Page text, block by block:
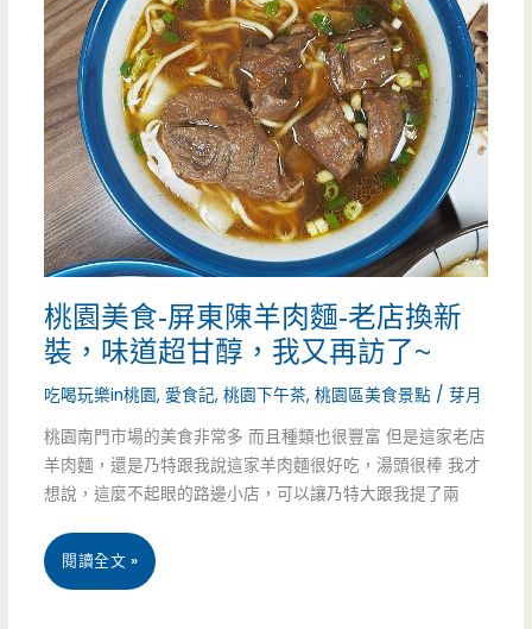
梨
真
的
超
棒
牛
饌
炒
飯
炒
麵
牛
肉
理-
百
料
桃園美食-屏東陳羊肉麵-老店換新
裝，味道超甘醇，我又再訪了~
吃喝玩樂in桃園, 愛食記,桃園下午茶,桃園區美食景點 /芽月
桃園南門市場的美食非常多 而且種類也很豐富 但是這家老店
羊肉麵，還是乃特跟我說這家羊肉麵很好吃，湯頭很棒 我才
想說，這麼不起眼的路邊小店，可以讓乃特大跟我提了兩
桃
閱讀全文 »